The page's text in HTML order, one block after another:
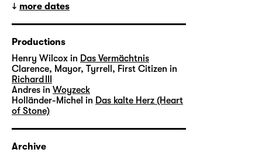
more dates
Productions
Henry Wilcox in Das Vermächtnis
Clarence, Mayor, Tyrrell, First Citizen in
Richard III
Andres in Woyzeck
Holländer-Michel in Das kalte Herz (Heart
of Stone)
Archive